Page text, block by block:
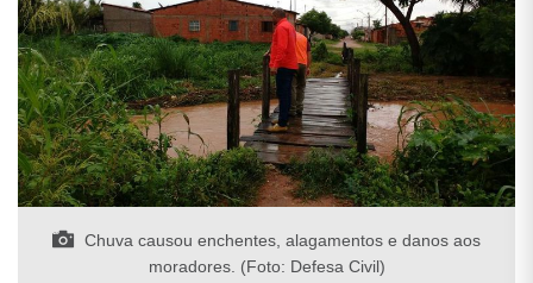
Chuva causou enchentes, alagamentos e danos aos
moradores. (Foto: Defesa Civil)